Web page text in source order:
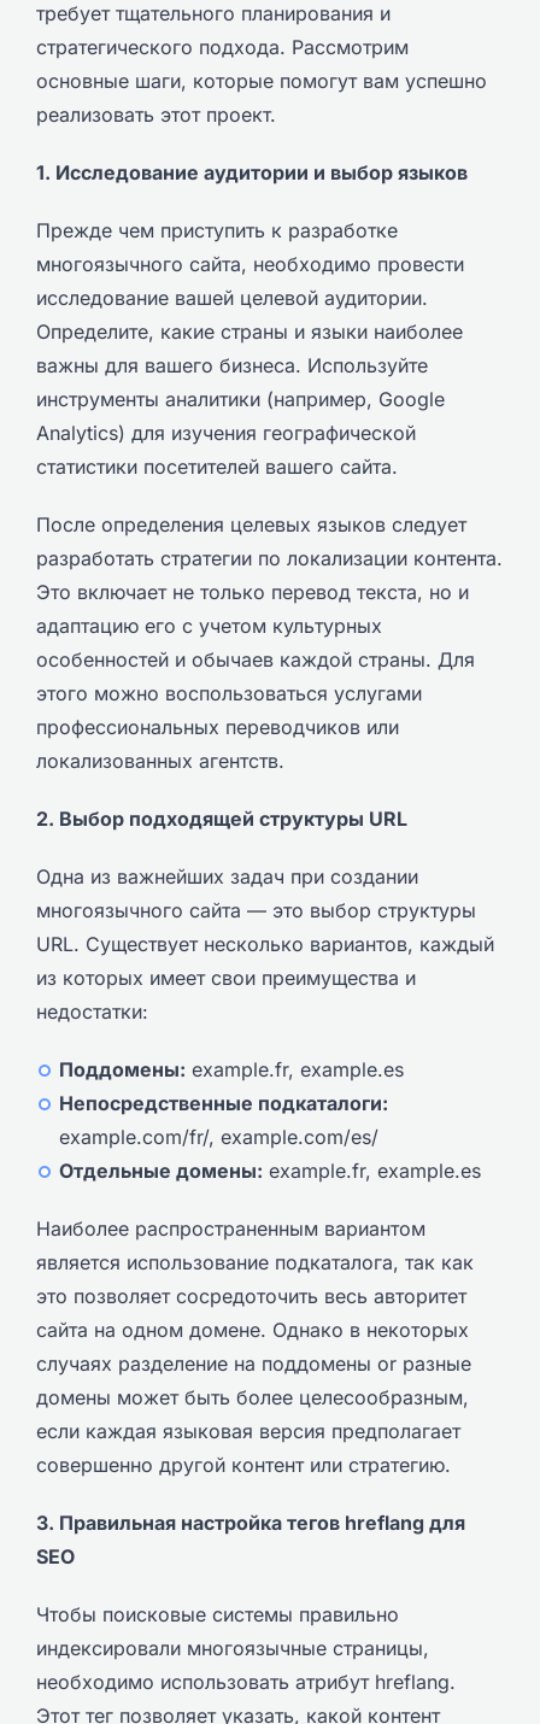
требует тщательного планирования и
стратегического подхода. Рассмотрим
основные шаги, которые помогут вам успешно
реализовать этот проект.
1. Исследование аудитории и выбор языков
Прежде чем приступить к разработке
многоязычного сайта, необходимо провести
исследование вашей целевой аудитории.
Определите, какие страны и языки наиболее
важны для вашего бизнеса. Используйте
инструменты аналитики (например, Google
Analytics) для изучения географической
статистики посетителей вашего сайта.
После определения целевых языков следует
разработать стратегии по локализации контента.
Это включает не только перевод текста, но и
адаптацию его с учетом культурных
особенностей и обычаев каждой страны. Для
этого можно воспользоваться услугами
профессиональных переводчиков или
локализованных агентств.
2. Выбор подходящей структуры URL
Одна из важнейших задач при создании
многоязычного сайта — это выбор структуры
URL. Существует несколько вариантов, каждый
из которых имеет свои преимущества и
недостатки:
Поддомены: example.fr, example.es
Непосредственные подкаталоги:
example.com/fr/, example.com/es/
Отдельные домены: example.fr, example.es
Наиболее распространенным вариантом
является использование подкаталога, так как
это позволяет сосредоточить весь авторитет
сайта на одном домене. Однако в некоторых
случаях разделение на поддомены or разные
домены может быть более целесообразным,
если каждая языковая версия предполагает
совершенно другой контент или стратегию.
3. Правильная настройка тегов hreflang для
SEO
Чтобы поисковые системы правильно
индексировали многоязычные страницы,
необходимо использовать атрибут hreflang.
Этот тег позволяет указать, какой контент